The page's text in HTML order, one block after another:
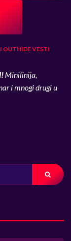
OUTHIDEVESTI
Minilinija,
i mnogi drugiu